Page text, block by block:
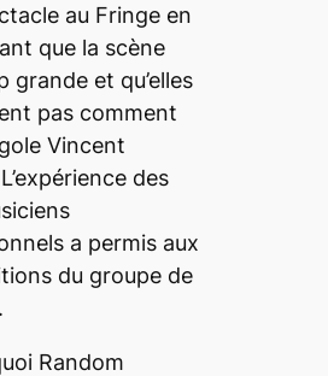
au Fringe en
que la scène
grande et qu’elles
pas comment
Vincent
des
a permis aux
du groupe de
Random